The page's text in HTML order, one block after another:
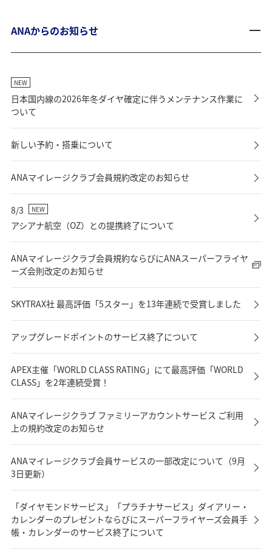
ANAからのお知らせ
NEW
日本国内線の2026年冬ダイヤ確定に伴うメンテナンス作業に
ついて
新しい予約・搭乗について
ANAマイレージクラブ会員規約改定のお知らせ
8/3 NEW
アシアナ航空（OZ）との提携終了について
ANAマイレージクラブ会員規約ならびにANAスーパーフライヤ
ーズ会則改定のお知らせ
SKYTRAX社 最高評価「5スター」を13年連続で受賞しました
アップグレードポイントのサービス終了について
APEX主催「WORLD CLASS RATING」にて最高評価「WORLD
CLASS」を2年連続受賞！
ANAマイレージクラブ ファミリーアカウントサービス ご利用
上の規約改定のお知らせ
ANAマイレージクラブ会員サービスの一部改定について（9月
3日更新）
「ダイヤモンドサービス」「プラチナサービス」ダイアリー・
カレンダーのプレゼントならびにスーパーフライヤーズ会員手
帳・カレンダーのサービス終了について